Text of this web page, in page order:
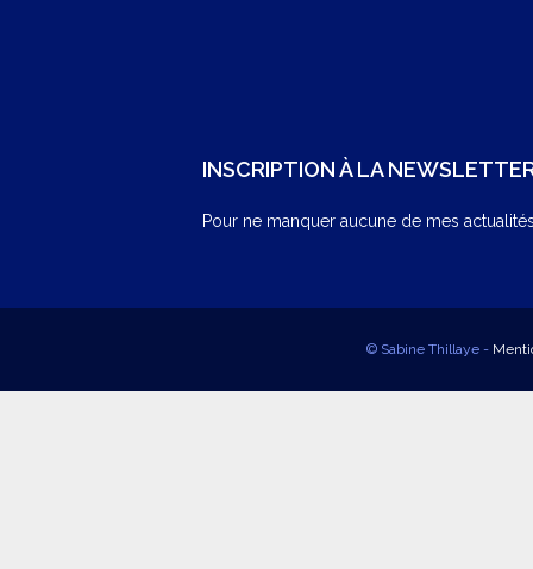
INSCRIPTION À LA
Pour ne manquer aucune de mes
© Sabine Thillaye -